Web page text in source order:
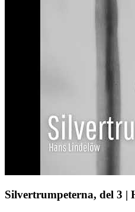
Silvertrumpeterna, del 3 |